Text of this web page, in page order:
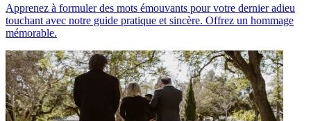
Apprenez à formuler des mots émouvants pour votre dernier adieu
touchant avec notre guide pratique et sincère. Offrez un hommage
mémorable.